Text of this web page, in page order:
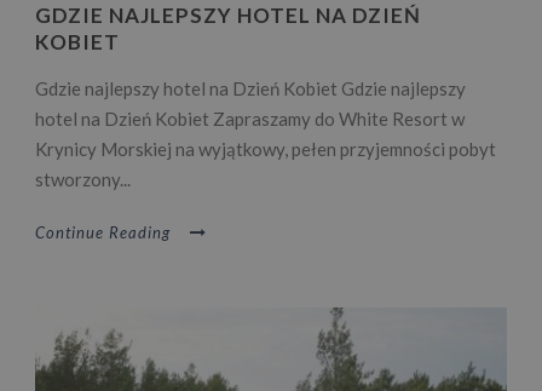
GDZIE NAJLEPSZY HOTEL NA DZIEŃ
KOBIET
Gdzie najlepszy hotel na Dzień Kobiet Gdzie najlepszy
hotel na Dzień Kobiet Zapraszamy do White Resort w
Krynicy Morskiej na wyjątkowy, pełen przyjemności pobyt
stworzony...
Continue Reading